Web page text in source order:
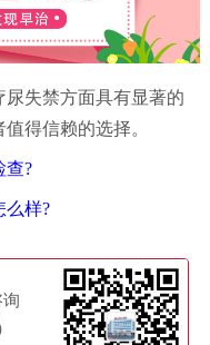
失禁方面具有显著的
得信赖的选择。
查?
么样?